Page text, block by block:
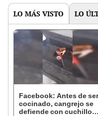
LO MÁS VISTO LO
Facebook: Antes de ser
cocinado, cangrejo se
defiende con cuchillo